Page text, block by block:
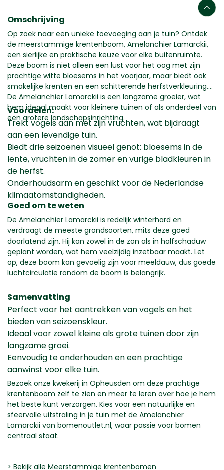
Omschrijving
Op zoek naar een unieke toevoeging aan je tuin? Ontdek
de meerstammige krentenboom, Amelanchier Lamarckii,
een sierlijke en praktische keuze voor elke buitenruimte.
Deze boom is niet alleen een lust voor het oog met zijn
prachtige witte bloesems in het voorjaar, maar biedt ook
smakelijke krenten en een schitterende herfstverkleuring.
De Amelanchier Lamarckii is een langzame groeier, wat
hem ideaal maakt voor kleinere tuinen of als onderdeel van
een grotere landschapsinrichting.
Voordelen:
Trekt vogels aan met zijn vruchten, wat bijdraagt
aan een levendige tuin.
Biedt drie seizoenen visueel genot: bloesems in de
lente, vruchten in de zomer en vurige bladkleuren in
de herfst.
Onderhoudsarm en geschikt voor de Nederlandse
klimaatomstandigheden.
Goed om te weten
De Amelanchier Lamarckii is redelijk winterhard en
verdraagt de meeste grondsoorten, mits deze goed
doorlatend zijn. Hij kan zowel in de zon als in halfschaduw
geplant worden, wat hem veelzijdig inzetbaar maakt. Let
op, deze boom kan gevoelig zijn voor meeldauw, dus goede
luchtcirculatie rondom de boom is belangrijk.
Samenvatting
Perfect voor het aantrekken van vogels en het
bieden van seizoenskleur.
Ideaal voor zowel kleine als grote tuinen door zijn
langzame groei.
Eenvoudig te onderhouden en een prachtige
aanwinst voor elke tuin.
Bezoek onze kwekerij in Opheusden om deze prachtige
krentenboom zelf te zien en meer te leren over hoe je hem
het beste kunt verzorgen. Kies voor een natuurlijke en
sfeervolle uitstraling in je tuin met de Amelanchier
Lamarckii van bomenoutlet.nl, waar passie voor bomen
centraal staat.
> Bekijk alle Meerstammige krentenbomen